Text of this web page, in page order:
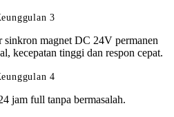
magnet DC 24V permanen
kecepatan tinggi dan respon cepat.
jam full tanpa bermasalah.